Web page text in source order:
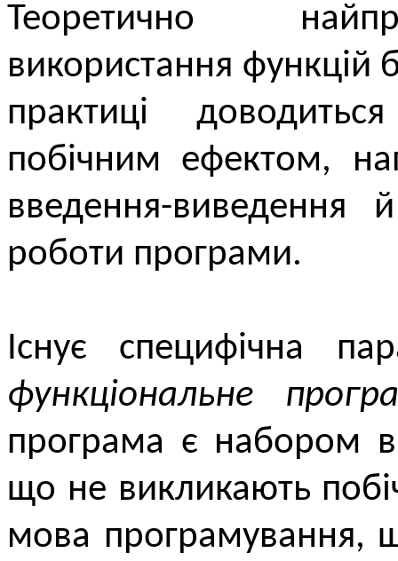
Теоретично
використання функцій
практиці
побічним ефектом,
введення-виведення
роботи програми.
Існує специфічна
функціональне
програма є набором
що не викликають
мова програмування,